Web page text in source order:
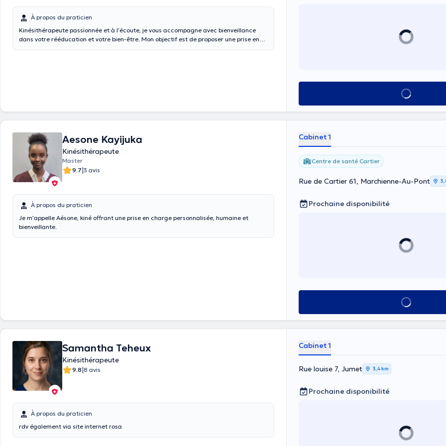
À propos du praticien
Kinésithérapeute passionnée et à l’écoute, je vous accompagne avec bienveillance
dans votre rééducation et votre bien-être. Mon objectif est de proposer une prise en
Voir tout
Aesone Kayijuka
Kinésithérapeute
Master
9.7|3 avis
À propos du praticien
Je m’appelle Aésone, kiné offrant une prise en charge personnalisée, humaine et
bienveillante.
Cabinet 1
Centre de santé Cartier
Rue de Cartier 61, Marchienne-Au-Pont
Prochaine disponibilité
Voir tout
Samantha Teheux
Kinésithérapeute
9.8|8 avis
À propos du praticien
rdv également via site internet rosa
Cabinet 1
Rue louise 7, Jumet 3,4 km
Prochaine disponibilité